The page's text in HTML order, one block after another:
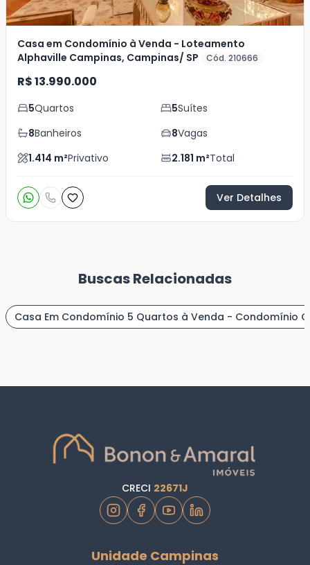
Casa em Condomínio à Venda - Loteamento
Alphaville Campinas, Campinas/ SP
Cód. 210666
R$ 13.990.000
5Quartos 5Suítes
8Banheiros 8Vagas
1.414 m²Privativo 2.181 m²Total
Ver Detalhes
Buscas Relacionadas
Casa Em Condomínio 5 Quartos à Venda - Condomínio
CRECI 22671J
Unidade Campinas